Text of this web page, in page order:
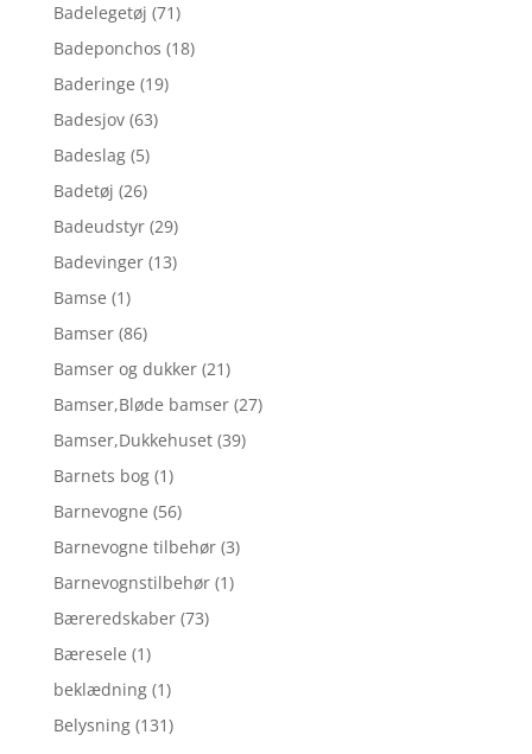
Badelegetøj (71)
Badeponchos (18)
Baderinge (19)
Badesjov (63)
Badeslag (5)
Badetøj (26)
Badeudstyr (29)
Badevinger (13)
Bamse (1)
Bamser (86)
Bamser og dukker (21)
Bamser,Bløde bamser (27)
Bamser,Dukkehuset (39)
Barnets bog (1)
Barnevogne (56)
Barnevogne tilbehør (3)
Barnevognstilbehør (1)
Bæreredskaber (73)
Bæresele (1)
beklædning (1)
Belysning (131)